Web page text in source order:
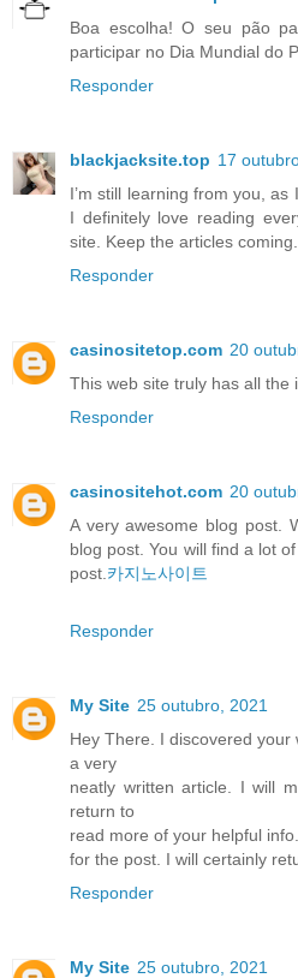
Boa escolha! O seu pão
participar no Dia Mundial do
Responder
blackjacksite.top 17
I’m still learning from you, as
I definitely love reading
site. Keep the articles
Responder
casinositetop.com 20
This web site truly has all the
Responder
casinositehot.com 20
A very awesome blog post.
blog post. You will find a lot
post. 카지노사이트
Responder
My Site 25 outubro, 2021
Hey There. I discovered
a very
neatly written article. I will
return to
read more of your helpful
for the post. I will certainly
Responder
My Site 25 outubro, 2021